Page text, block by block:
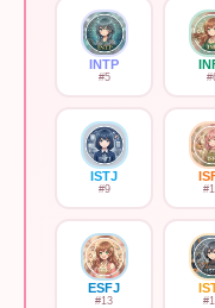
INTP
#5 #
ISTJ
#9 #
ESFJ
#13 #